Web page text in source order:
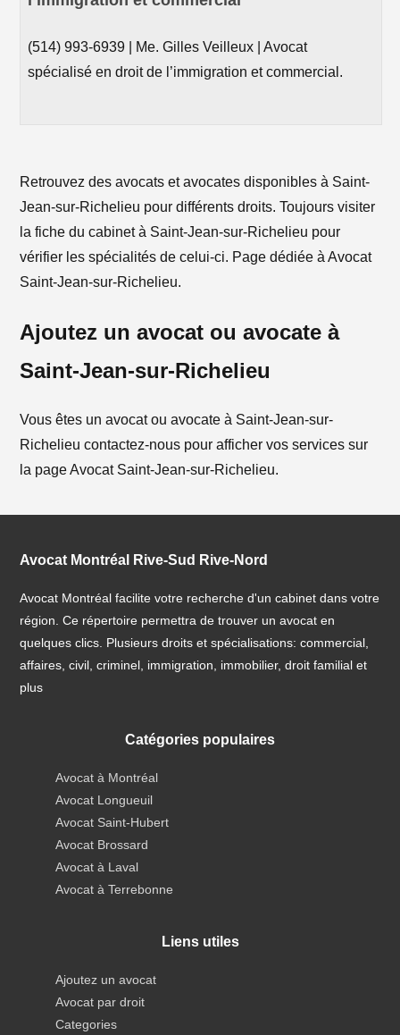
(514) 993-6939 | Me. Gilles Veilleux | Avocat
spécialisé en droit de l’immigration et commercial.
Retrouvez des avocats et avocates disponibles à Saint-
Jean-sur-Richelieu pour différents droits. Toujours visiter
la fiche du cabinet à Saint-Jean-sur-Richelieu pour
vérifier les spécialités de celui-ci. Page dédiée à Avocat
Saint-Jean-sur-Richelieu.
Ajoutez un avocat ou avocate à
Saint-Jean-sur-Richelieu
Vous êtes un avocat ou avocate à Saint-Jean-sur-
Richelieu contactez-nous pour afficher vos services sur
la page Avocat Saint-Jean-sur-Richelieu.
Avocat Montréal Rive-Sud Rive-Nord
Avocat Montréal facilite votre recherche d'un cabinet dans votre
région. Ce répertoire permettra de trouver un avocat en
quelques clics. Plusieurs droits et spécialisations: commercial,
affaires, civil, criminel, immigration, immobilier, droit familial et
plus
Catégories populaires
Avocat à Montréal
Avocat Longueuil
Avocat Saint-Hubert
Avocat Brossard
Avocat à Laval
Avocat à Terrebonne
Liens utiles
Ajoutez un avocat
Avocat par droit
Categories